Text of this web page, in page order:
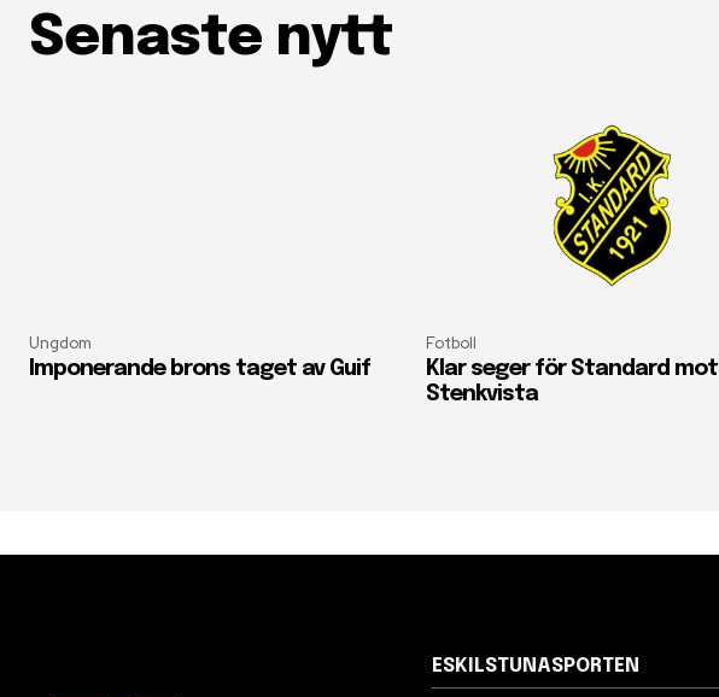
Senaste nytt
Ungdom
Imponerande brons taget av Guif
Fotboll
Klar seger för Standard mot
Stenkvista
ESKILSTUNASPORTEN